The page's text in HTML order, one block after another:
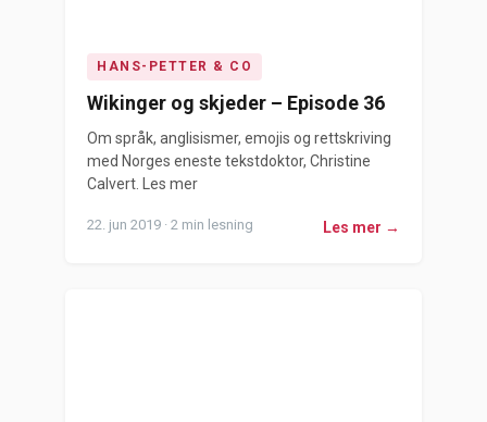
HANS-PETTER & CO
Wikinger og skjeder – Episode 36
Om språk, anglisismer, emojis og rettskriving
med Norges eneste tekstdoktor, Christine
Calvert. Les mer
22. jun 2019 · 2 min lesning Les mer →